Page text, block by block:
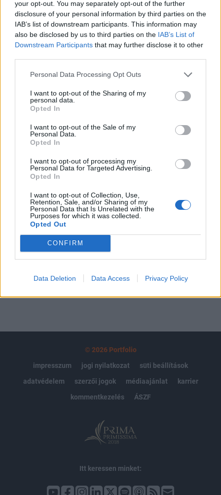
your opt-out. You may separately opt-out of the further
disclosure of your personal information by third parties on the
IAB’s list of downstream participants. This information may
also be disclosed by us to third parties on the IAB’s List of
Downstream Participants that may further disclose it to other
Personal Data Processing Opt Outs
I want to opt-out of the Sharing of my
personal data.
Opted In
I want to opt-out of the Sale of my
Personal Data.
Opted In
I want to opt-out of processing my
Personal Data for Targeted Advertising.
Opted In
I want to opt-out of Collection, Use,
Retention, Sale, and/or Sharing of my
Personal Data that Is Unrelated with the
Purposes for which it was collected.
Opted Out
CONFIRM
Data Deletion Data Access Privacy Policy
Az alábbi videónkban azt jártuk körül, hogy mi várhat a
magyarokra a munkahelyükön 2019-ben: A foglalkoztatás
bővülési üteme már lassabb, mint korábban, hiszen a
munkaerő-tartalék folyamatosan apad, de várhatóan az
idei évben új rekord születik a tavalyi 4,5 millió után.A
külföldi telephelyen dolgozók visszaáramlása egyelőre
KEDVES OLVASÓNK!
A keresett cikk a portfolio.hu hírarchívumához
tartozik, melynek olvasása előfizetéses
regisztrációhoz kötött.
Az előfizetés a következőket tartalmazza:
Kötéslisták: BÉT elmúlt 2 év napon belüli
kötéslistái
Előfizetés
MÁR ELŐFIZETŐNK VAGY? BEJELENTKEZÉS
© 2026 Portfolio
impresszum
jogi nyilatkozat
süti beállítások
adatvédelem
szerzői jogok médiaajánlat
karrier
kommentkezelés
ÁSZF
Itt keressen minket: